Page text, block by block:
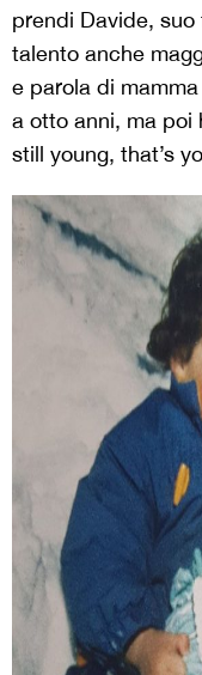
prendi Davide,
talento anche
e parola di
a otto anni, ma poi
still young, that’s